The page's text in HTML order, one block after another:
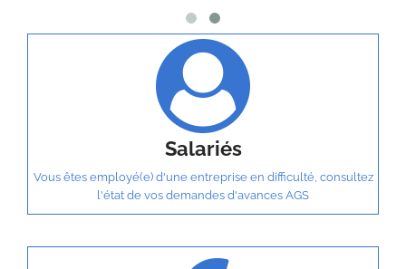
Salariés
Vous êtes employé(e) d'une entreprise en difficulté, consultez
l'état de vos demandes d'avances AGS